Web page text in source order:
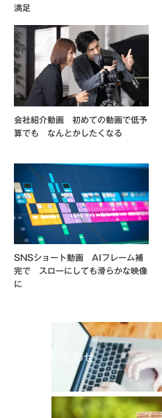
満足
会社紹介動画 初めての動画で低予
算でも なんとかしたくなる
SNSショート動画 AIフレーム補
完で スローにしても滑らかな映像
に
お問い合わせ